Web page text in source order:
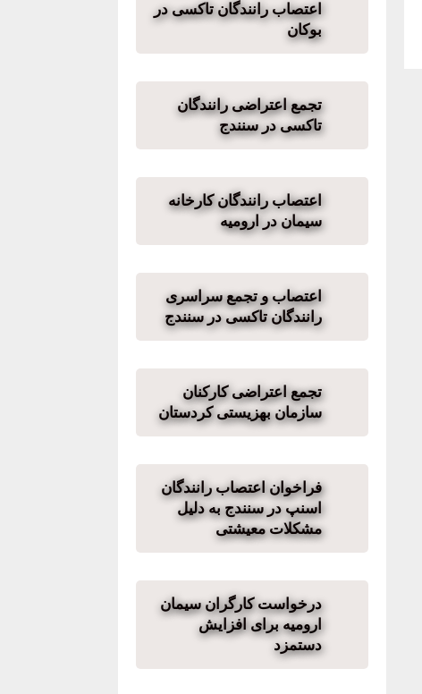
اعتصاب رانندگان تاکسی در
بوکان
تجمع اعتراضی رانندگان
تاکسی در سنندج
اعتصاب رانندگان کارخانه
سیمان در ارومیه
اعتصاب و تجمع سراسری
رانندگان تاکسی در سنندج
تجمع اعتراضی کارکنان
سازمان بهزیستی کردستان
فراخوان اعتصاب رانندگان
اسنپ در سنندج به دلیل
مشکلات معیشتی
درخواست کارگران سیمان
ارومیه برای افزایش
دستمزد